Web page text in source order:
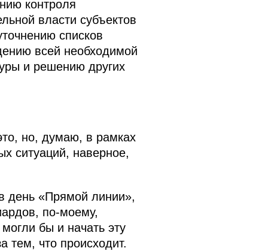
контроля
власти субъектов
списков
всей необходимой
и решению других
но, думаю, в рамках
ситуаций, наверное,
день «Прямой линии»,
по-моему,
бы и начать эту
тем, что происходит.